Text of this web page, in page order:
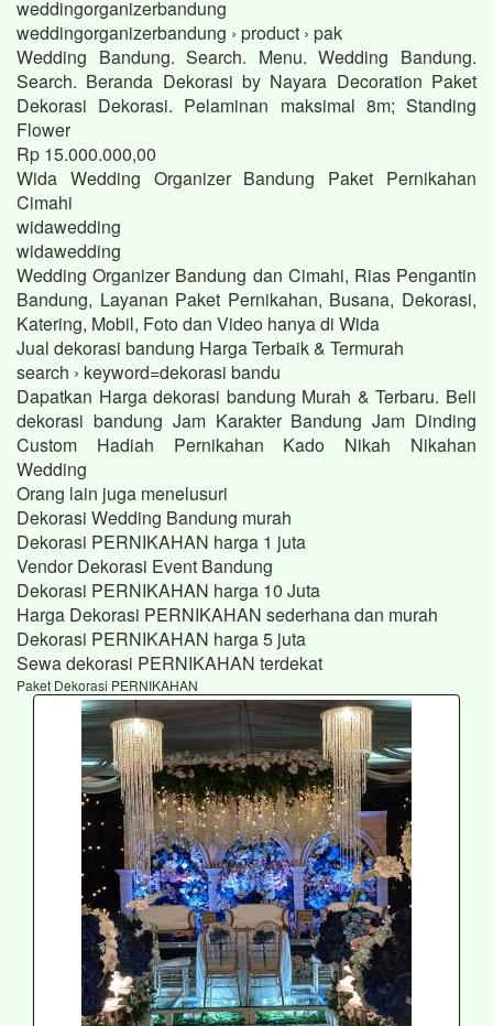
weddingorganizerbandung
weddingorganizerbandung › product › pak
Wedding Bandung. Search. Menu. Wedding Bandung.
Search. Beranda Dekorasi by Nayara Decoration Paket
Dekorasi Dekorasi. Pelaminan maksimal 8m; Standing
Flower
Rp 15.000.000,00
Wida Wedding Organizer Bandung Paket Pernikahan
Cimahi
widawedding
widawedding
Wedding Organizer Bandung dan Cimahi, Rias Pengantin
Bandung, Layanan Paket Pernikahan, Busana, Dekorasi,
Katering, Mobil, Foto dan Video hanya di Wida
Jual dekorasi bandung Harga Terbaik & Termurah
search › keyword=dekorasi bandu
Dapatkan Harga dekorasi bandung Murah & Terbaru. Beli
dekorasi bandung Jam Karakter Bandung Jam Dinding
Custom Hadiah Pernikahan Kado Nikah Nikahan
Wedding
Orang lain juga menelusuri
Dekorasi Wedding Bandung murah
Dekorasi PERNIKAHAN harga 1 juta
Vendor Dekorasi Event Bandung
Dekorasi PERNIKAHAN harga 10 Juta
Harga Dekorasi PERNIKAHAN sederhana dan murah
Dekorasi PERNIKAHAN harga 5 juta
Sewa dekorasi PERNIKAHAN terdekat
Paket Dekorasi PERNIKAHAN